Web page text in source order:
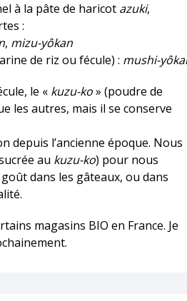
à la pâte de haricot azuki,
:
, mizu-yôkan
de riz ou fécule) : mushi-
le « kuzu-ko» (poudre de
les autres, mais il se conserve
depuis l’ancienne époque. Nous
au kuzu-ko) pour nous
dans les gâteaux, ou dans
magasins BIO en France. Je